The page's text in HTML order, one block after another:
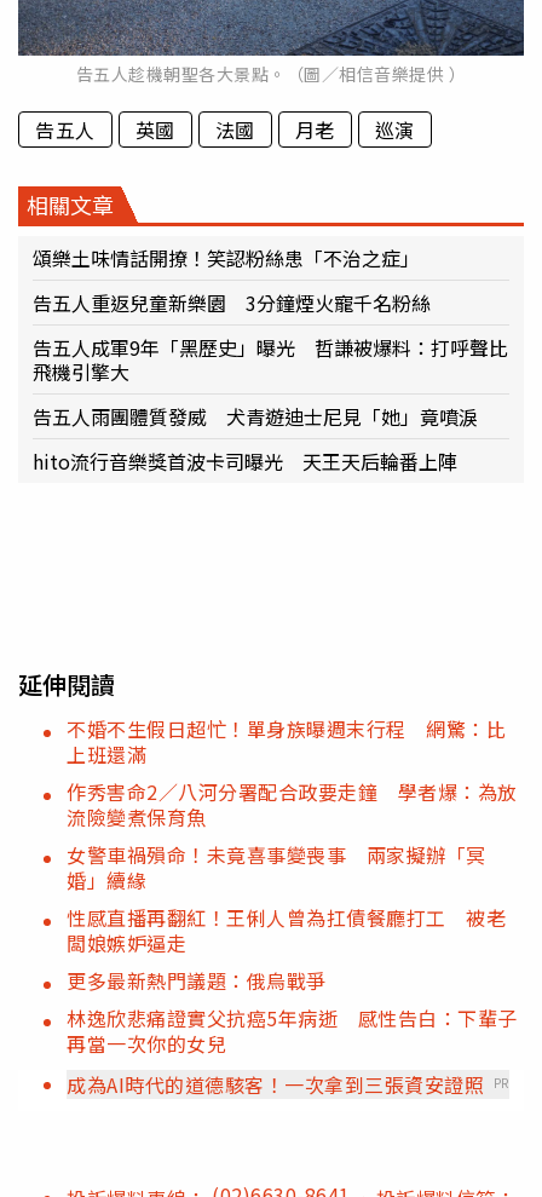
告五人趁機朝聖各大景點。（圖／相信音樂提供 ）
告五人 英國 法國 月老 巡演
相關文章
頌樂土味情話開撩！笑認粉絲患「不治之症」
告五人重返兒童新樂園 3分鐘煙火寵千名粉絲
告五人成軍9年「黑歷史」曝光 哲謙被爆料：打呼聲比
飛機引擎大
告五人雨團體質發威 犬青遊迪士尼見「她」竟噴淚
hito流行音樂獎首波卡司曝光 天王天后輪番上陣
延伸閱讀
不婚不生假日超忙！單身族曝週末行程 網驚：比
上班還滿
作秀害命2／八河分署配合政要走鐘 學者爆：為放
流險變煮保育魚
女警車禍殞命！未竟喜事變喪事 兩家擬辦「冥
婚」續緣
性感直播再翻紅！王俐人曾為扛債餐廳打工 被老
闆娘嫉妒逼走
更多最新熱門議題：俄烏戰爭
林逸欣悲痛證實父抗癌5年病逝 感性告白：下輩子
再當一次你的女兒
成為AI時代的道德駭客！一次拿到三張資安證照
PR